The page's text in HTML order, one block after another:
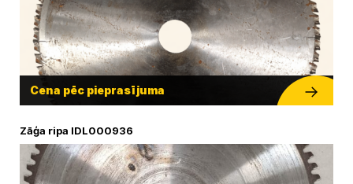
Cena pēc pieprasījuma
Zāģa ripa IDL000936